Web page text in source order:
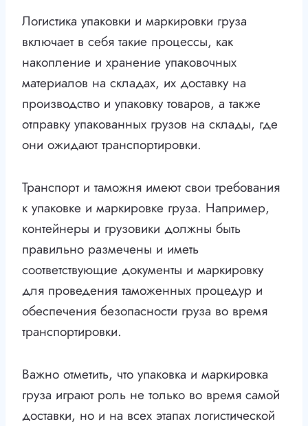
Логистика упаковки и маркировки груза
включает в себя такие процессы, как
накопление и хранение упаковочных
материалов на складах, их доставку на
производство и упаковку товаров, а также
отправку упакованных грузов на склады, где
они ожидают транспортировки.
Транспорт и таможня имеют свои требования
к упаковке и маркировке груза. Например,
контейнеры и грузовики должны быть
правильно размечены и иметь
соответствующие документы и маркировку
для проведения таможенных процедур и
обеспечения безопасности груза во время
транспортировки.
Важно отметить, что упаковка и маркировка
груза играют роль не только во время самой
доставки, но и на всех этапах логистической